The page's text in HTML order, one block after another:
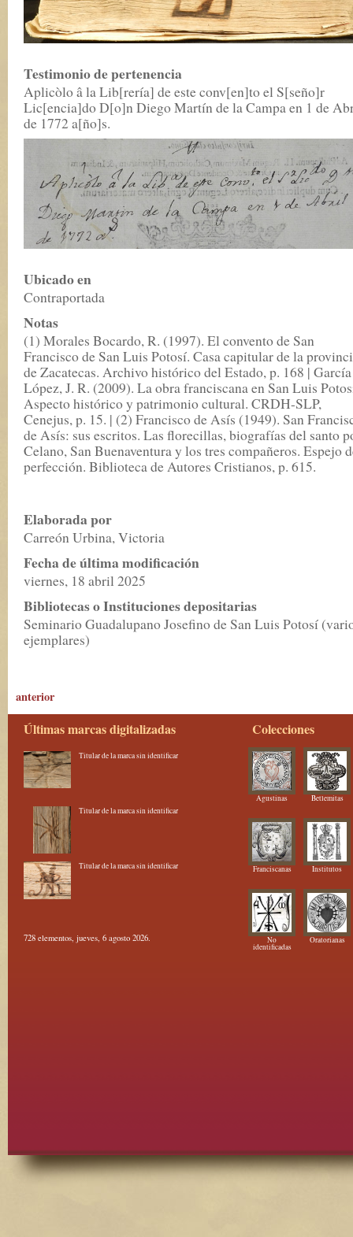
Testimonio de pertenencia
Aplicòlo â la Lib[rería] de este conv[en]to el S[seño]r
Lic[encia]do D[o]n Diego Martín de la Campa en 1 de
de 1772 a[ño]s.
Ubicado en
Contraportada
Notas
(1) Morales Bocardo, R. (1997). El convento de San
Francisco de San Luis Potosí. Casa capitular de la
de Zacatecas. Archivo histórico del Estado, p. 168 | García
López, J. R. (2009). La obra franciscana en San Luis
Aspecto histórico y patrimonio cultural. CRDH-SLP,
Cenejus, p. 15. | (2) Francisco de Asís (1949). San
de Asís: sus escritos. Las florecillas, biografías del santo
Celano, San Buenaventura y los tres compañeros. Espejo
perfección. Biblioteca de Autores Cristianos, p. 615.
Elaborada por
Carreón Urbina, Victoria
Fecha de última modificación
viernes, 18 abril 2025
Bibliotecas o Instituciones depositarias
Seminario Guadalupano Josefino de San Luis Potosí
ejemplares)
anterior
Últimas marcas digitalizadas
Titular de la marca sin identificar
Titular de la marca sin identificar
Titular de la marca sin identificar
728 elementos, jueves, 6 agosto 2026.
Colecciones
Agustinas Betlemitas
Franciscanas Institutos
No
identificadas
Oratorianas